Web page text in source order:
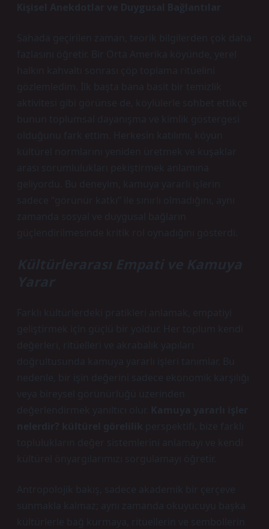
Kişisel Anekdotlar ve Duygusal Bağlantılar
Sahada geçirilen zaman, teorik bilgilerden çok daha
fazlasını öğretir. Bir Orta Amerika köyünde, yerel
halkın kahvaltı sonrası çöp toplama ritüelini
gözlemledim. İlk başta bana basit bir temizlik
aktivitesi gibi görünse de, köylülerle sohbet ettikçe
bunun toplumsal dayanışma ve
göstergesi
olduğunu fark ettim. Herkesin katılımı, köyün
kültürel normlarını yeniden üretmek ve kuşaklar
arası sorumlulukları pekiştirmek anlamına
geliyordu. Bu deneyim, kamuya yararlı işlerin
sadece “görünür katkı” ile sınırlı olmadığını, aynı
zamanda sosyal ve duygusal bağların
güçlendirilmesinde kritik rol oynadığını gösterdi.
Kültürlerarası Empati ve Kamuya
Yarar
Farklı kültürlerdeki pratikleri anlamak, empatiyi
geliştirmek için güçlü bir yoldur. Her toplum kendi
değerleri, ritüelleri ve akrabalık yapıları
doğrultusunda kamuya yararlı işleri tanımlar. Bu
nedenle, bir işin değerini sadece ekonomik karşılığı
veya bireysel görünürlüğü üzerinden
değerlendirmek yanıltıcı olur.
Kamuya yararlı işler
nelerdir? kültürel görelilik
perspektifi, bize farklı
toplulukların değer sistemlerini anlamayı ve kendi
kültürel önyargılarımızı sorgulamayı öğretir.
Antropolojik bakış, sadece akademik bir çerçeve
sunmakla kalmaz; aynı zamanda okuyucuyu başka
kültürlerle bağ kurmaya, ritüellerin ve sembollerin